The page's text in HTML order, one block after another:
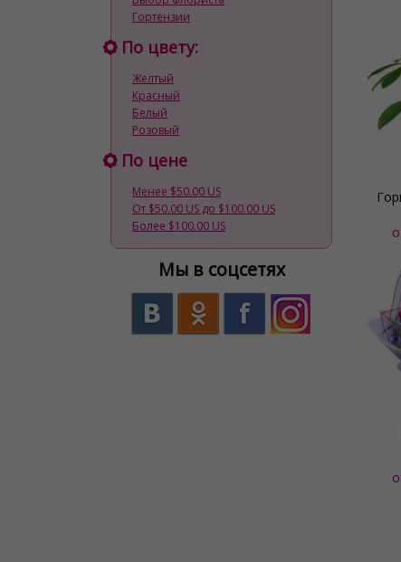
Гортензии
По цвету:
Желтый
Красный
Белый
Розовый
По цене
Менее $50.00 US
От $50.00 US до $100.00 US
Более $100.00 US
Мы в соцсетях